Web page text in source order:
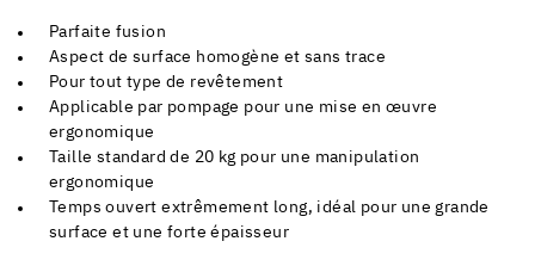
Parfaite fusion
Aspect de surface homogène et sans trace
Pour tout type de revêtement
Applicable par pompage pour une mise en œuvre
ergonomique
Taille standard de 20 kg pour une manipulation
ergonomique
Temps ouvert extrêmement long, idéal pour une grande
surface et une forte épaisseur